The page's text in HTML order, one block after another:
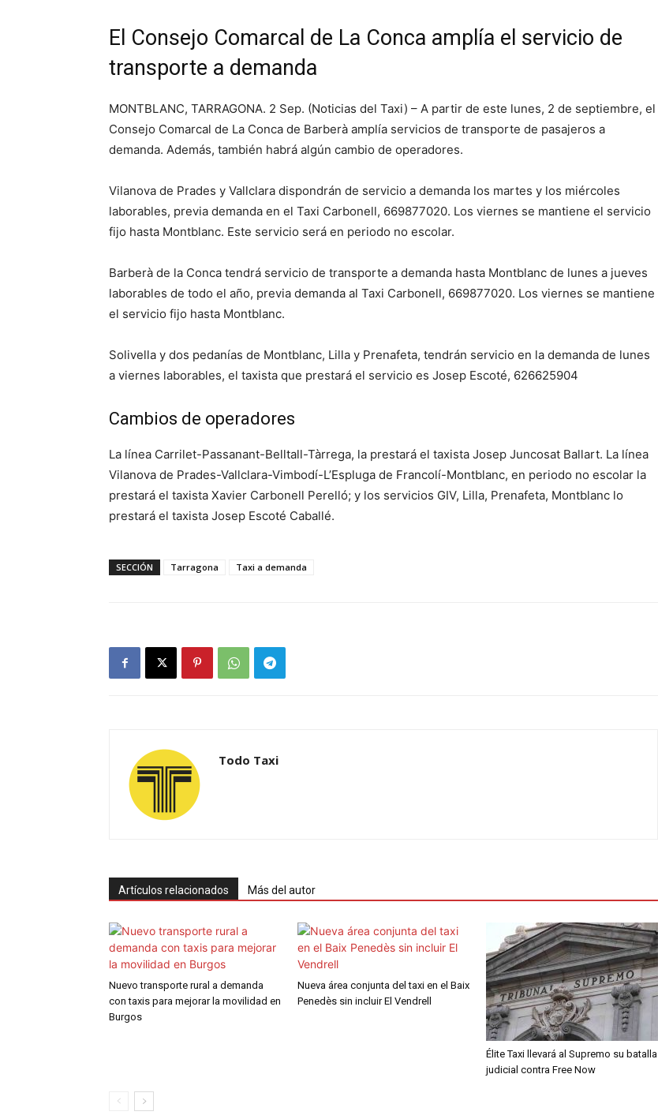
El Consejo Comarcal de La Conca amplía el servicio de
transporte a demanda
MONTBLANC, TARRAGONA. 2 Sep. (Noticias del Taxi) – A partir de este lunes, 2 de septiembre, el
Consejo Comarcal de La Conca de Barberà amplía servicios de transporte de pasajeros a
demanda. Además, también habrá algún cambio de operadores.
Vilanova de Prades y Vallclara dispondrán de servicio a demanda los martes y los miércoles
laborables, previa demanda en el Taxi Carbonell, 669877020. Los viernes se mantiene el servicio
fijo hasta Montblanc. Este servicio será en periodo no escolar.
Barberà de la Conca tendrá servicio de transporte a demanda hasta Montblanc de lunes a jueves
laborables de todo el año, previa demanda al Taxi Carbonell, 669877020. Los viernes se mantiene
el servicio fijo hasta Montblanc.
Solivella y dos pedanías de Montblanc, Lilla y Prenafeta, tendrán servicio en la demanda de lunes
a viernes laborables, el taxista que prestará el servicio es Josep Escoté, 626625904
Cambios de operadores
La línea Carrilet-Passanant-Belltall-Tàrrega, la prestará el taxista Josep Juncosat Ballart. La línea
Vilanova de Prades-Vallclara-Vimbodí-L’Espluga de Francolí-Montblanc, en periodo no escolar la
prestará el taxista Xavier Carbonell Perelló; y los servicios GIV, Lilla, Prenafeta, Montblanc lo
prestará el taxista Josep Escoté Caballé.
SECCIÓN Tarragona Taxi a demanda
Todo Taxi
Artículos relacionados Más del autor
Nuevo transporte rural a demanda
con taxis para mejorar la movilidad en
Burgos
Nueva área conjunta del taxi en el Baix
Penedès sin incluir El Vendrell
Élite Taxi llevará al Supremo su batalla
judicial contra Free Now